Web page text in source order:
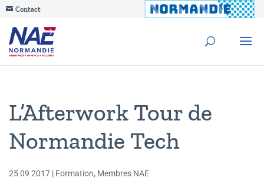
Contact
L’Afterwork Tour de
Normandie Tech
25 09 2017 | Formation, Membres NAE